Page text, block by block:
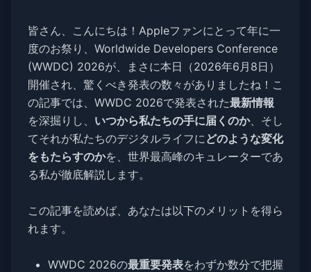
皆さん、こんにちは！Appleファンにとって年に一
度のお祭り、Worldwide Developers Conference
(WWDC) 2026が、まさに本日（2026年6月8日）
開催され、驚くべき発表の数々がありましたね！こ
の記事では、WWDC 2026で発表された最新情報
を深掘りし、 いつから私たちの手に届くのか、そし
てそれが私たちのデジタルライフにどのような変化
をもたらすのかを、世界最高峰のキュレーターであ
る私が徹底解説します。
この記事を読めば、あなたは以下のメリットを得ら
れます。
WWDC 2026の最重要発表をわずか数分で把握